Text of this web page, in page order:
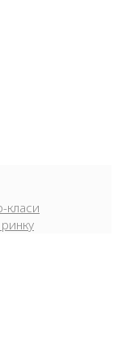
класи
ринку